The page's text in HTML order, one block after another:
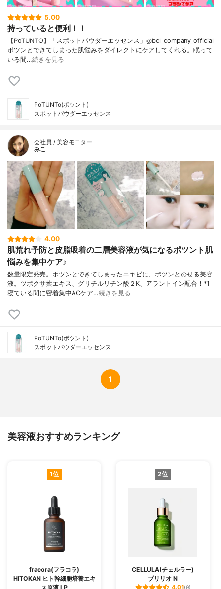
5.00
持っていると便利！！
【PoTUNTO】「スポットパウダーエッセンス」@bcl_company_official
ポツンとできてしまった肌悩みをダイレクトにケアしてくれる。眠って
いる間…続きを見る
PoTUNTo(ポツント)
スポットパウダーエッセンス
会社員 / 美容モニター
みこ
4.00
肌荒れ予防と皮脂吸着の二層美容液が気になるポツント肌
悩みを集中ケア♪
数量限定発売。ポツンとできてしまったニキビに、ポツンとのせる美容
液。ツボクサ葉エキス、グリチルリチン酸２K、アラントイン配合！*1
寝ている間に密着集中ACケア…続きを見る
PoTUNTo(ポツント)
スポットパウダーエッセンス
1
美容液おすすめランキング
1位
fracora(フラコラ)
HITOKAN ヒト幹細胞培養エキ
ス原液 LP
2位
CELLULA(チェルラー)
ブリリオ N
4.01(9)